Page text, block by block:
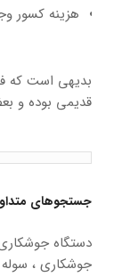
هزینه کسور وجه
بدیهی است که
قدیمی بوده و
جستجوهای
دستگاه
جوشکاری ، سوله